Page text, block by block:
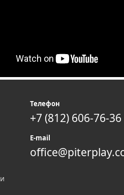
Телефон
+7 (812) 606-76-36
E-mail